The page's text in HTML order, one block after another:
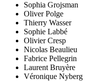
Sophia Grojsman
Oliver Polge
Thierry Wasser
Sophie Labbé
Olivier Cresp
Nicolas Beaulieu
Fabrice Pellegrin
Laurent Bruyère
Véronique Nyberg